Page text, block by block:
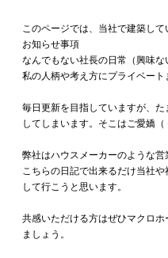
このページでは、当社で建築し
お知らせ事項
なんでもない社長の日常（興味
私の人柄や考え方にプライベート
毎日更新を目指していますが、
してしまいます。そこはご愛嬌（
弊社はハウスメーカーのような営
こちらの日記で出来るだけ当社
して行こうと思います。
共感いただける方はぜひマクロ
ましょう。